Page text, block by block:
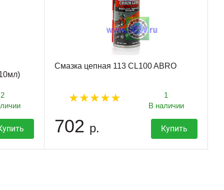
2
Смазка цепная 113 CL100 ABRO
1
В наличии
702 р. Купить